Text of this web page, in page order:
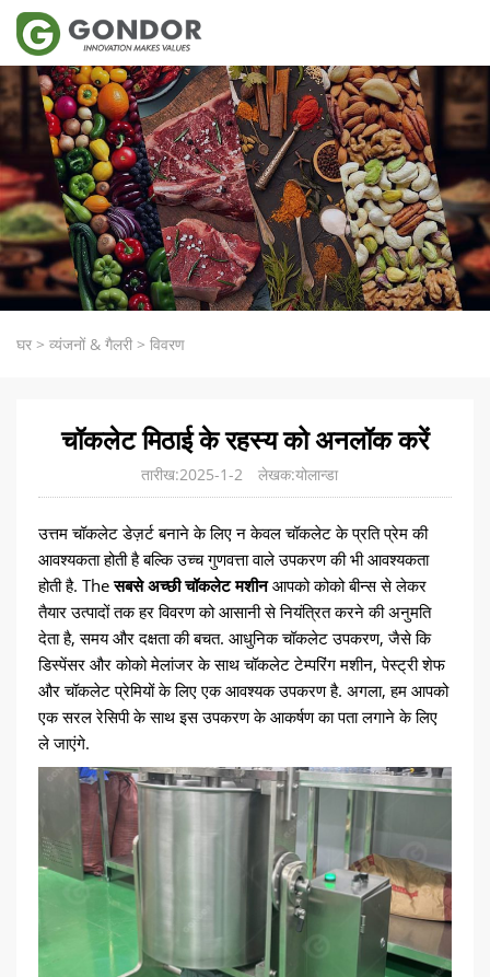
घर > व्यंजनों & गैलरी > विवरण
चॉकलेट मिठाई के रहस्य को अनलॉक करें
तारीख:2025-1-2 लेखक:योलान्डा
उत्तम चॉकलेट डेज़र्ट बनाने के लिए न केवल चॉकलेट के प्रति प्रेम की
आवश्यकता होती है बल्कि उच्च गुणवत्ता वाले उपकरण की भी आवश्यकता
होती है. The सबसे अच्छी चॉकलेट मशीनआपको कोको बीन्स से लेकर
तैयार उत्पादों तक हर विवरण को आसानी से नियंत्रित करने की अनुमति
देता है, समय और दक्षता की बचत. आधुनिक चॉकलेट उपकरण, जैसे कि
डिस्पेंसर और कोको मेलांजर के साथ चॉकलेट टेम्परिंग मशीन, पेस्ट्री शेफ
और चॉकलेट प्रेमियों के लिए एक आवश्यक उपकरण है. अगला, हम आपको
एक सरल रेसिपी के साथ इस उपकरण के आकर्षण का पता लगाने के लिए
ले जाएंगे.